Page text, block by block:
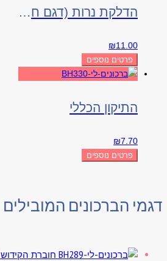
הדלקת נרות (דגם חלון)
₪11.00
פרטים נוספים
התיקון הכללי
₪7.70
פרטים נוספים
דגמי הברכונים המובילים
חוברת הקידוש